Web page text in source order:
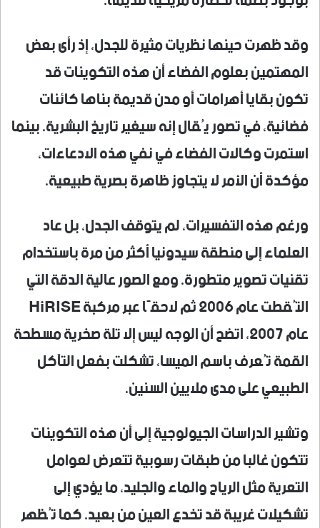
وقد ظهرت حينها نظريات مثيرة للجدل، إذ رأى بعض
المهتمين بعلوم الفضاء أن هذه التكوينات قد
تكون بقايا أهرامات أو مدن قديمة بناها كائنات
فضائية، في تصور يُقال إنه سيغير تاريخ البشرية. بينما
استمرت وكالات الفضاء في نفي هذه الادعاءات،
مؤكدة أن الأمر لا يتجاوز ظاهرة بصرية طبيعية.
ورغم هذه التفسيرات، لم يتوقف الجدل، بل عاد
العلماء إلى منطقة سيدونيا أكثر من مرة باستخدام
تقنيات تصوير متطورة. ومع الصور عالية الدقة التي
التُقطت عام 2006 ثم لاحقًا عبر مركبة HiRISE
عام 2007، اتضح أن الوجه ليس إلا تلة صخرية مسطحة
القمة تُعرف باسم الميسا، تشكلت بفعل التآكل
الطبيعي على مدى ملايين السنين.
وتشير الدراسات الجيولوجية إلى أن هذه التكوينات
تتكون غالبا من طبقات رسوبية تتعرض لعوامل
التعرية مثل الرياح والماء والجليد، ما يؤدي إلى
تشكيلات غريبة قد تخدع العين من بعيد. كما تُظهر